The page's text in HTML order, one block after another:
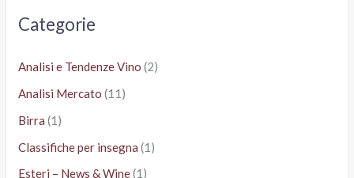
Categorie
Analisi e Tendenze Vino (2)
Analisi Mercato (11)
Birra (1)
Classifiche per insegna (1)
Esteri – News & Wine(1)